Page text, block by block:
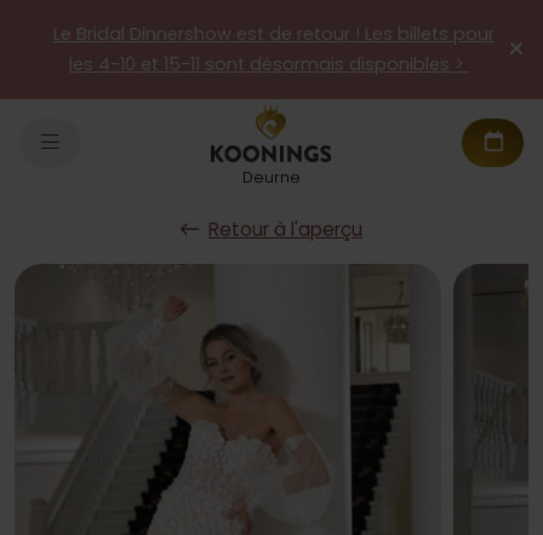
Le Bridal Dinnershow est de retour ! Les billets pour
les 4-10 et 15-11 sont désormais disponibles >
Deurne
Retour à l'aperçu